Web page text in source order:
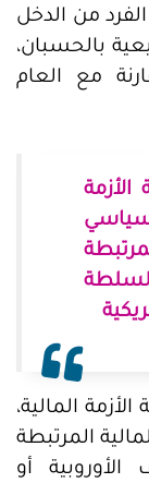
من الدخل
بالحسبان،
مع العام
الأزمة
المالية،
المرتبطة
أو